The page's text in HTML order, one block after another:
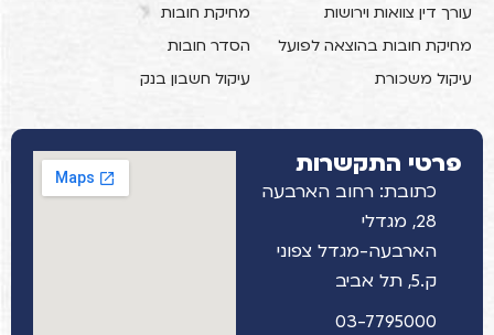
עורך דין צוואות וירושות
מחיקת חובות
מחיקת חובות בהוצאה לפועל
הסדר חובות
עיקול משכורת
עיקול חשבון בנק
פרטי התקשרות
כתובת: רחוב הארבעה
28, מגדלי
הארבעה-מגדל צפוני
ק.5, תל אביב
03-7795000